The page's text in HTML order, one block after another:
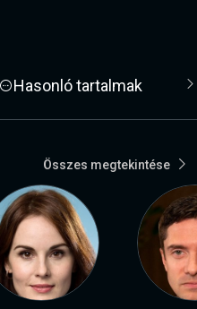
Hasonló tartalmak
Összes megtekintése